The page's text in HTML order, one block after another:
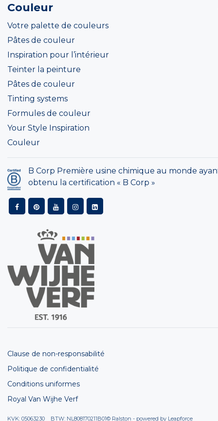
Couleur
Votre palette de couleurs
Pâtes de couleur
Inspiration pour l’intérieur
Teinter la peinture
Pâtes de couleur
Tinting systems
Formules de couleur
Your Style Inspiration
Couleur
B Corp Première usine chimique au monde
obtenu la certification « B Corp »
Clause de non-responsabilité
Politique de confidentialité
Conditions uniformes
Royal Van Wijhe Verf
KVK: 05063230 BTW: NL808170211B01© Ralston - powered by Leapforce